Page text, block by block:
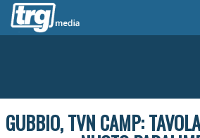
GUBBIO, TVN CAMP: